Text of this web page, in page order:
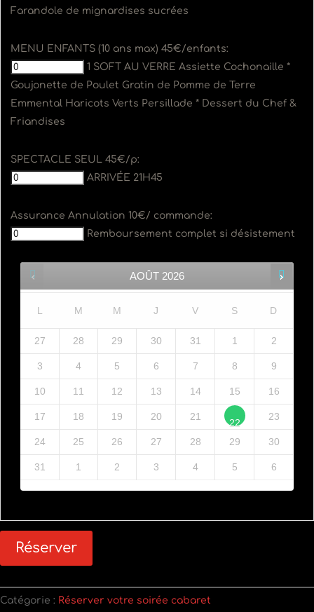
Farandole de mignardises sucrées
MENU ENFANTS (10 ans max) 45€/enfants:
1 SOFT AU VERRE Assiette Cochonaille *
Goujonette de Poulet Gratin de Pomme de Terre
Emmental Haricots Verts Persillade * Dessert du Chef &
Friandises
SPECTACLE SEUL 45€/p:
ARRIVÉE 21H45
Assurance Annulation 10€/ commande:
Remboursement complet si désistement
AOÛT 2026
L M M J V S D
27 28 29 30 31 1 2
3 4 5 6 7 8 9
10 11 12 13 14 15 16
17 18 19 20 21
22
23
24 25 26 27 28 29 30
31 1 2 3 4 5 6
Réserver
Catégorie : Réserver votre soirée cabaret